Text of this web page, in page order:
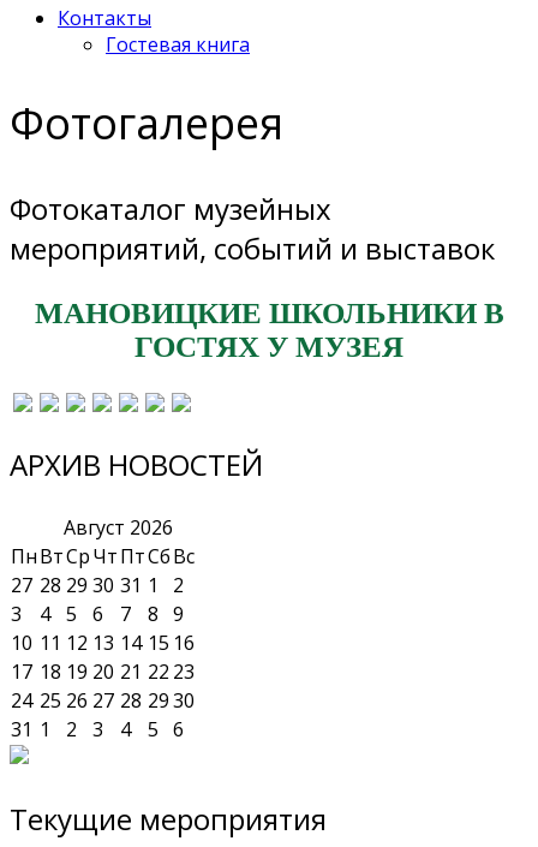
Контакты
Гостевая книга
Фотогалерея
Фотокаталог музейных
мероприятий, событий и выставок
МАНОВИЦКИЕ ШКОЛЬНИКИ В
ГОСТЯХ У МУЗЕЯ
АРХИВ НОВОСТЕЙ
Август 2026
ПнВтСрЧтПтСбВс
27 28 29 30 31 1
2
3
4 5 6 7 8 9
10 11 12 13 14 15 16
17 18 19 20 21 22 23
24 25 26 27 28 2930
31 1 2 3 4 5 6
Текущие мероприятия